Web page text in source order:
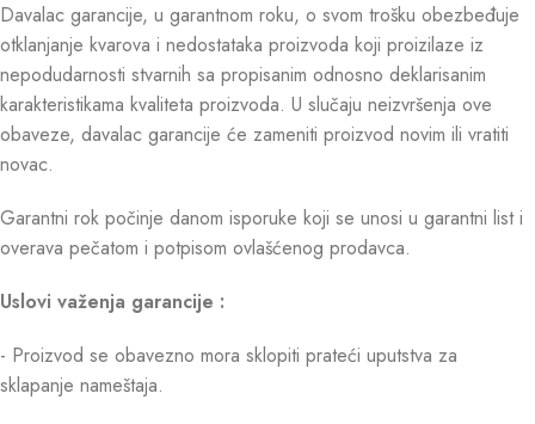
Davalac garancije, u garantnom roku, o svom trošku obezbeđuje
otklanjanje kvarova i nedostataka proizvoda koji proizilaze iz
nepodudarnosti stvarnih sa propisanim odnosno deklarisanim
karakteristikama kvaliteta proizvoda. U slučaju neizvršenja ove
obaveze, davalac garancije će zameniti proizvod novim ili vratiti
novac.
Garantni rok počinje danom isporuke koji se unosi u garantni list i
overava pečatom i potpisom ovlašćenog prodavca.
Uslovi važenja garancije :
- Proizvod se obavezno mora sklopiti prateći uputstva za
sklapanje nameštaja.